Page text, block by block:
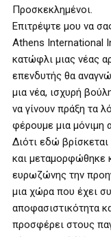
Προσκεκλημένοι.
Επιτρέψτε μου να
Athens International
κατώφλι μιας νέας
επενδυτής θα
μια νέα, ισχυρή
να γίνουν πράξη τα
φέρουμε μια μόνιμη
Διότι εδώ
και μεταμορφώθηκε
ευρωζώνης την
μια χώρα που έχει
αποφασιστικότητα
προσφέρει στους